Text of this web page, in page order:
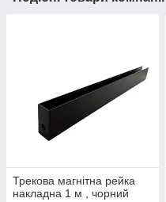
Трекова магнітна рейка
накладна 1 м , чорний